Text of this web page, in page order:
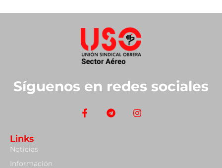
Síguenos en redes sociales
Links
Noticias
Información